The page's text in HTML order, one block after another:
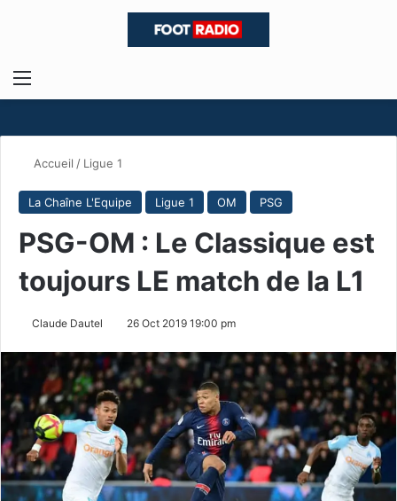
Menu
Accueil / Ligue 1
La Chaîne L'Equipe Ligue 1 OM PSG
PSG-OM : Le Classique est
toujours LE match de la L1
Claude Dautel 26 Oct 2019 19:00 pm